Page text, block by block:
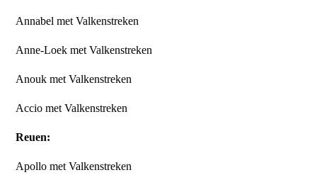
Annabel met Valkenstreken
Anne-Loek met Valkenstreken
Anouk met Valkenstreken
Accio met Valkenstreken
Reuen:
Apollo met Valkenstreken